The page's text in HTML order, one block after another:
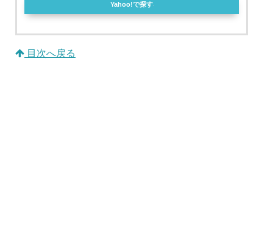
Yahoo!で探す
目次へ戻る